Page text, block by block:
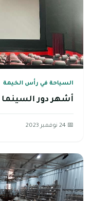
السياحة في رأس الخيمة
أشهر دور
📅 24 نوفمبر 2023